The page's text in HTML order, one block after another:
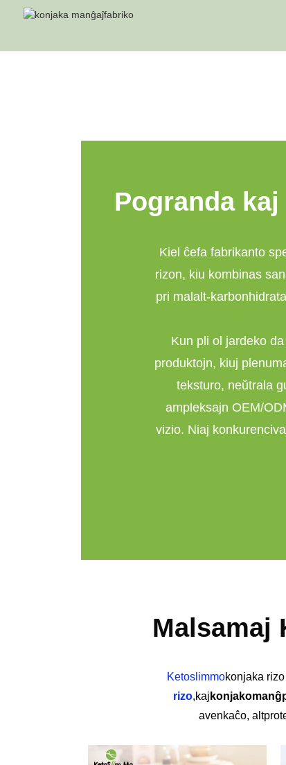
Pogranda
Kiel ĉefa fabrikanto
rizon, kiu kombinas
pri malalt-
Kun pli ol jardeko
produktojn, kiuj
teksturo, neŭtrala
ampleksajn OEM/
vizio. Niaj
Malsamaj
Ketoslimmokonjaka
rizo,kaj konjako
avenkaĉo,